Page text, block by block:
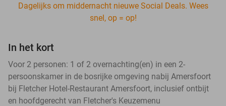
Dagelijks om middernacht nieuwe Social Deals. Wees
snel, op = op!
In het kort
Voor 2 personen: 1 of 2 overnachting(en) in een 2-
persoonskamer in de bosrijke omgeving nabij Amersfoort
bij Fletcher Hotel-Restaurant Amersfoort, inclusief ontbijt
en hoofdgerecht van Fletcher's Keuzemenu